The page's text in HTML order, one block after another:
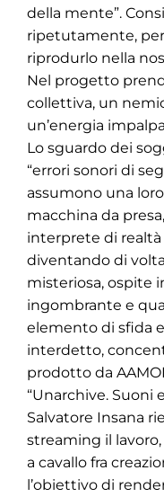
della mente”.
ripetutamente,
riprodurlo nella
Nel progetto
collettiva, un
un’energia
Lo sguardo dei
“errori sonori di
assumono una
macchina da
interprete di
diventando di
misteriosa, ospite
ingombrante e
elemento di sfida
interdetto,
prodotto da
“Unarchive. Suoni
Salvatore Insana
streaming il
a cavallo fra
l’obiettivo di